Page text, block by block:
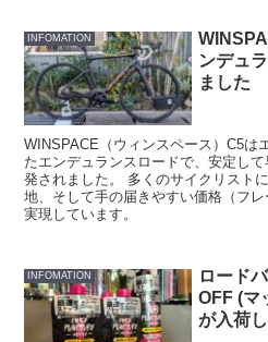
INFOMATION
ンデュ
ました
WINSPACE（ウィンスペース）C5は
たエンデュランスロードで、安定し
発されました。 多くのサイクリスト
地、そして手の届きやすい価格（フ
実現しています。
INFOMATION
ロード
OFF (マ
が入荷